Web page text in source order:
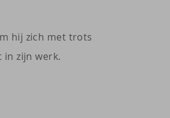
hij zich met trots
in zijn werk.